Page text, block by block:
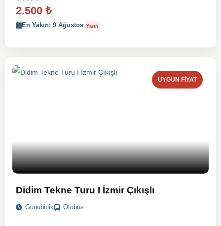
2.500 ₺
En Yakın: 9 Ağustos Yarın
UYGUN FIYAT
Didim Tekne Turu I İzmir Çıkışlı
Günübirlik Otobüs